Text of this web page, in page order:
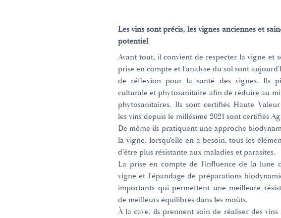
Les vins sont précis, les vignes anciennes et
potentiel
Avant tout, il convient de respecter la vigne et
prise en compte et l'analyse du sol sont
de réflexion pour la santé des vignes. Ils
culturale et phytosanitaire afin de réduire au
phytosanitaires. Ils sont certifiés Haute
les vins depuis le millésime 2021 sont certifiés
De même ils pratiquent une approche
la vigne, lorsqu'elle en a besoin, tous les
d'être plus résistante aux maladies et parasites.
La prise en compte de l'influence de la lune
vigne et l'épandage de préparations
importants qui permettent une meilleure
de meilleurs équilibres dans les moûts.
À la cave, ils prennent soin de réaliser des